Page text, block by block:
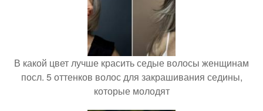
В какой цвет лучше красить седые волосы женщинам
посл. 5 оттенков волос для закрашивания седины,
которые молодят